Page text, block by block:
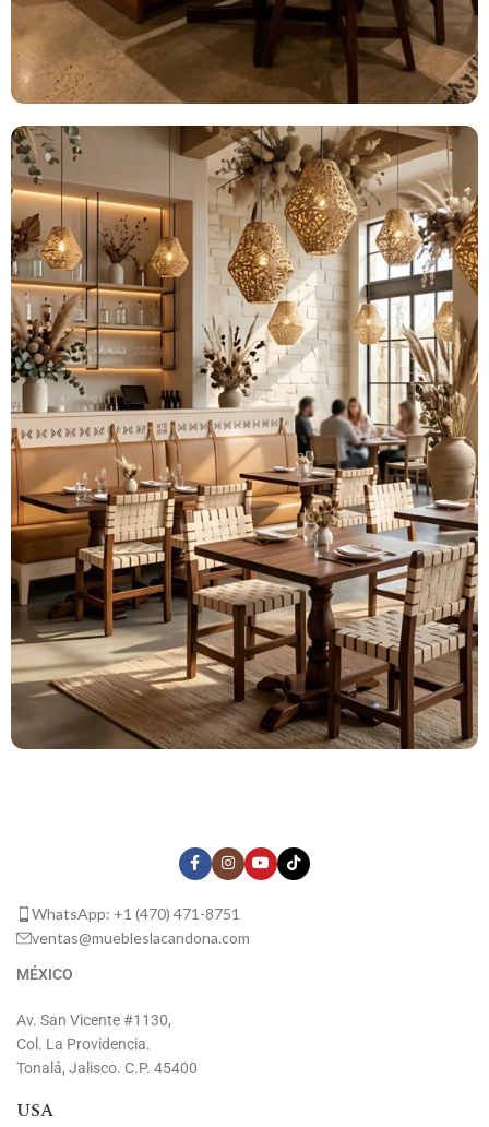
Colección
Jade
WhatsApp: +1 (470) 471-8751
ventas@muebleslacandona.com
MÉXICO
Av. San Vicente #1130,
Col. La Providencia.
Tonalá, Jalisco. C.P. 45400
USA